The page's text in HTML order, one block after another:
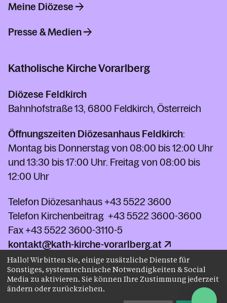
Meine Diözese
Presse & Medien
Katholische Kirche Vorarlberg
Diözese Feldkirch
Bahnhofstraße 13, 6800 Feldkirch, Österreich
Öffnungszeiten Diözesanhaus Feldkirch:
Montag bis Donnerstag von 08:00 bis 12:00 Uhr
und 13:30 bis 17:00 Uhr. Freitag von 08:00 bis
12:00 Uhr
Telefon Diözesanhaus +43 5522 3600
Telefon Kirchenbeitrag +43 5522 3600-3600
Fax +43 5522 3600-3110-5
kontakt@kath-kirche-vorarlberg.at
Kontakt
Hallo! Wir bitten Sie, einige zusätzliche Dienste für
Sonstiges, systemtechnische Notwendigkeiten & Social
Media zu aktivieren. Sie können Ihre Zustimmung jederzeit
ändern oder zurückziehen.